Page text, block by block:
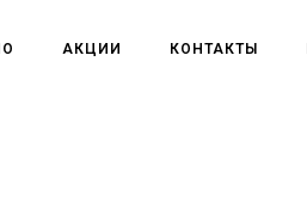
АКЦИИ КОНТАКТЫ